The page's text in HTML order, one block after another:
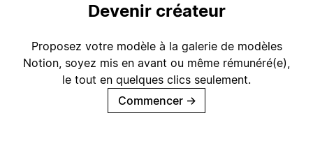
Devenir créateur
Proposez votre modèle à la galerie de modèles
Notion, soyez mis en avant ou même rémunéré(e),
le tout en quelques clics seulement.
Commencer →